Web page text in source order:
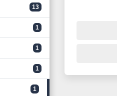
13
1
1
1
1